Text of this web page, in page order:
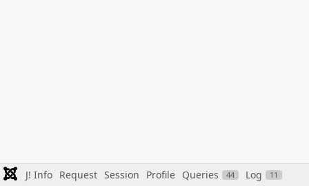
J! Info Request Session Profile Queries 44 Log 11